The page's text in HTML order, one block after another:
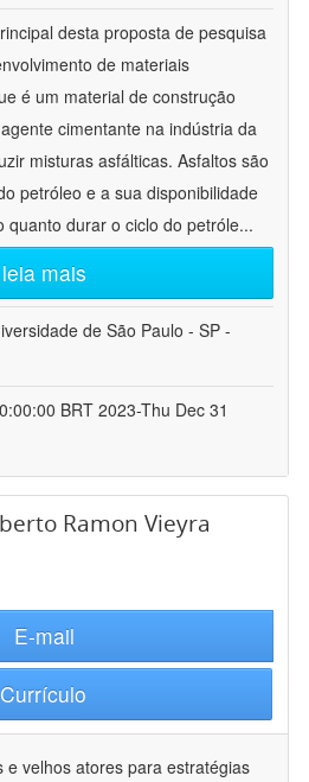
desta proposta de pesquisa
de materiais
é um material de construção
cimentante na indústria da
misturas asfálticas. Asfaltos são
petróleo e a sua disponibilidade
quanto durar o ciclo do petróle...
leia mais
de São Paulo - SP -
BRT 2023-Thu Dec 31
Ramon Vieyra
E-mail
Currículo
e velhos atores para estratégias